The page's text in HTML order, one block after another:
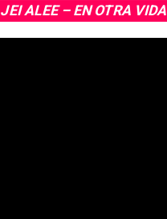
JEI ALEE – EN OTRA VIDA